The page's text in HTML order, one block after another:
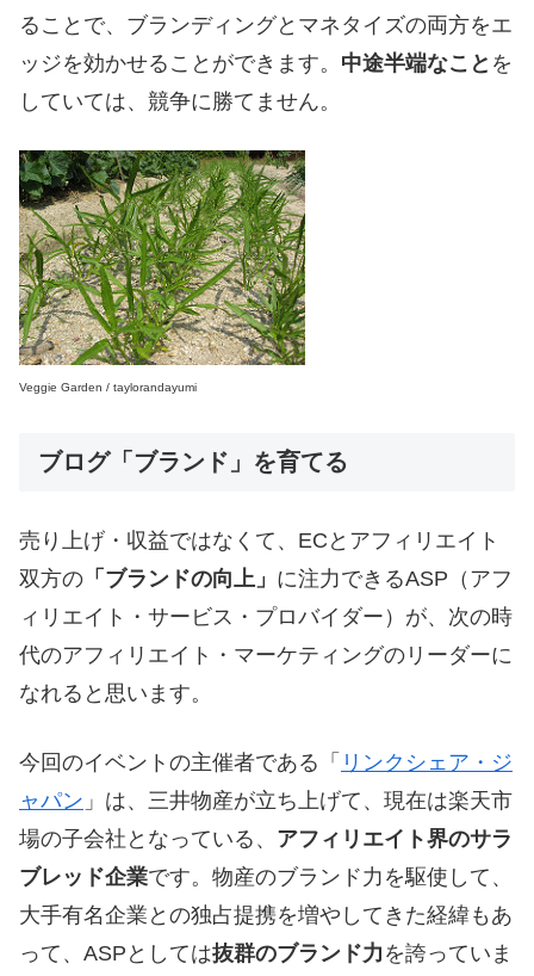
ることで、ブランディングとマネタイズの両方をエ
ッジを効かせることができます。 中途半端なこと を
していては、競争に勝てません。
Veggie Garden / taylorandayumi
ブログ「ブランド」を育てる
売り上げ・収益ではなくて、ECとアフィリエイト
双方の 「ブランドの向上」 に注力できるASP（アフ
ィリエイト・サービス・プロバイダー）が、次の時
代のアフィリエイト・マーケティングのリーダーに
なれると思います。
今回のイベントの主催者である「 リンクシェア・ジ
ャパン 」は、三井物産が立ち上げて、現在は楽天市
場の子会社となっている、 アフィリエイト界のサラ
ブレッド企業です。物産のブランド力を駆使して、
大手有名企業との独占提携を増やしてきた経緯もあ
って、ASPとしては抜群のブランド力 を誇っていま